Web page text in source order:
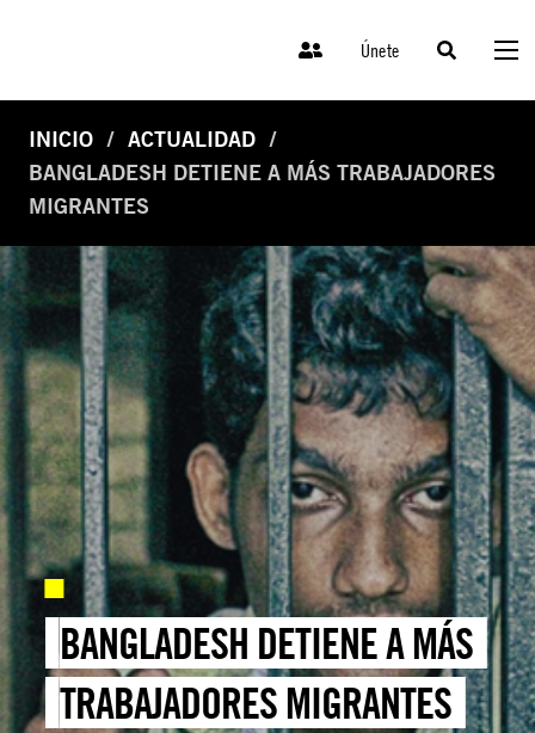
Únete
INICIO
ACTUALIDAD
BANGLADESH DETIENE A MÁS TRABAJADORES
MIGRANTES
BANGLADESH DETIENE A MÁS
TRABAJADORES MIGRANTES